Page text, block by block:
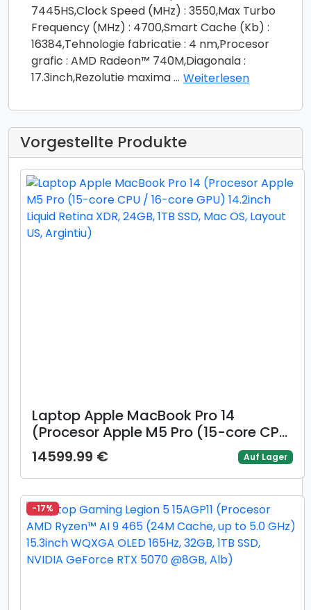
7445HS,Clock Speed (MHz) : 3550,Max Turbo
Frequency (MHz) : 4700,Smart Cache (Kb) :
16384,Tehnologie fabricatie : 4 nm,Procesor
grafic : AMD Radeon™ 740M,Diagonala :
17.3inch,Rezolutie maxima... Weiterlesen
Vorgestellte Produkte
Laptop Apple MacBook Pro 14
(Procesor Apple M5 Pro (15-core CPU
/ 16-core GPU) 14.2inch Liquid Retina
XDR, 24GB, 1TB SSD, Mac OS, Layout
US, Argintiu)
14599.99 € Auf Lager
-17%